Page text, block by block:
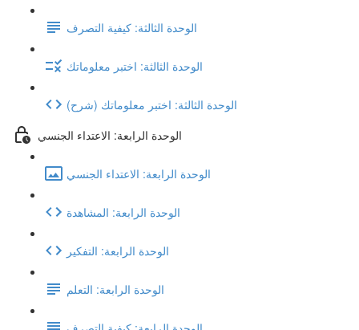
الوحدة الثالثة: كيفية التصرف
الوحدة الثالثة: اختبر معلوماتك
(شرح) الوحدة الثالثة: اختبر معلوماتك
الوحدة الرابعة: الاعتداء الجنسي
الوحدة الرابعة: الاعتداء الجنسي
الوحدة الرابعة: المشاهدة
الوحدة الرابعة: التفكير
الوحدة الرابعة: التعلم